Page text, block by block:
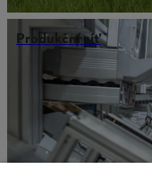
Produkční síť